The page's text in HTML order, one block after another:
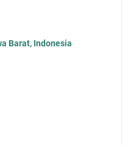
Barat, Indonesia